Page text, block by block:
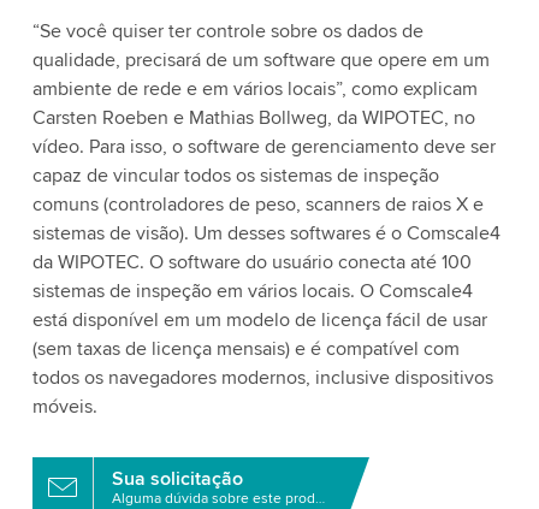
“Se você quiser ter controle sobre os dados de
qualidade, precisará de um software que opere em um
ambiente de rede e em vários locais”, como explicam
Carsten Roeben e Mathias Bollweg, da WIPOTEC, no
vídeo. Para isso, o software de gerenciamento deve ser
capaz de vincular todos os sistemas de inspeção
comuns (controladores de peso, scanners de raios X e
sistemas de visão). Um desses softwares é o Comscale4
da WIPOTEC. O software do usuário conecta até 100
sistemas de inspeção em vários locais. O Comscale4
está disponível em um modelo de licença fácil de usar
(sem taxas de licença mensais) e é compatível com
todos os navegadores modernos, inclusive dispositivos
móveis.
Sua solicitação
Alguma dúvida sobre este produto?